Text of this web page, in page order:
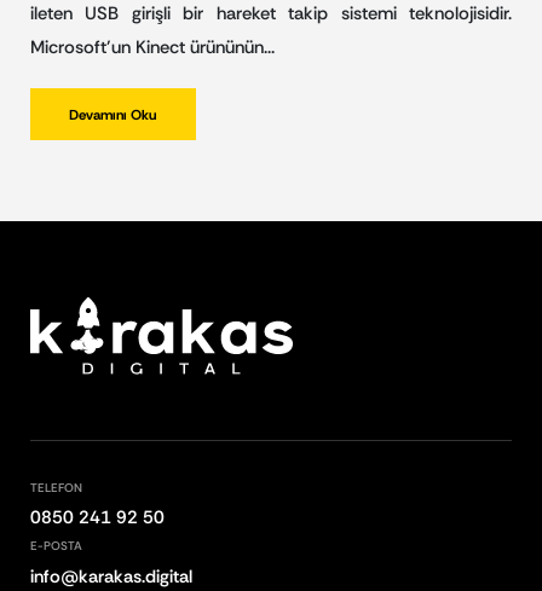
ileten USB girişli bir hareket takip sistemi teknolojisidir.
Microsoft’un Kinect ürününün…
Devamını Oku
TELEFON
0850 241 92 50
E-POSTA
info@karakas.digital